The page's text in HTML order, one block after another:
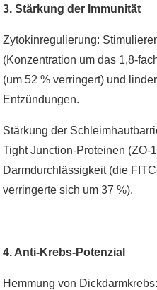
3. Stärkung der Immunität
Zytokinregulierung:
(Konzentration um das 1,8-
(um 52 % verringert) und
Entzündungen.
Stärkung der
Tight Junction-Proteinen (ZO-
Darmdurchlässigkeit (die
verringerte sich um 37 %).
4. Anti-Krebs-Potenzial
Hemmung von